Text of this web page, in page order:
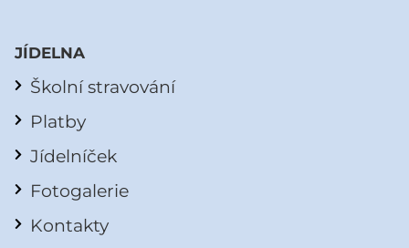
JÍDELNA
Školní stravování
Platby
Jídelníček
Fotogalerie
Kontakty